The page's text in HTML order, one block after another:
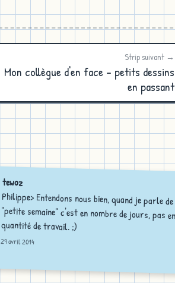
Strip suivant →
Mon collègue d'en face - petits dessins
en passant
tewoz
Philippe> Entendons nous bien, quand je parle de
"petite semaine" c'est en nombre de jours, pas en
quantité de travail. ;)
29 avril 2014